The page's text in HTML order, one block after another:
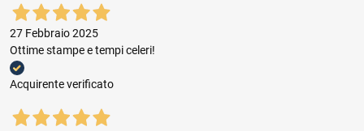
27 Febbraio 2025
Ottime stampe e tempi celeri!
Acquirente verificato